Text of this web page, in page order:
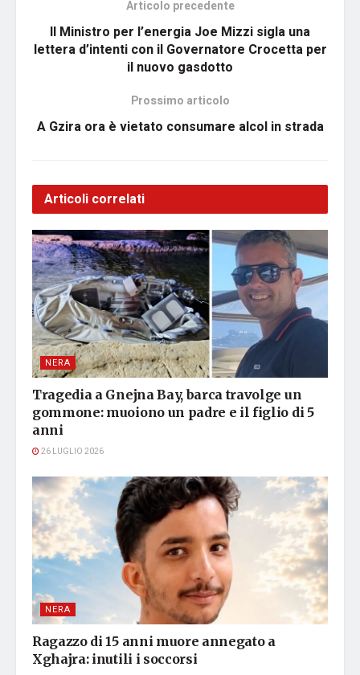
Articolo precedente
Il Ministro per l’energia Joe Mizzi sigla una
lettera d’intenti con il Governatore Crocetta per
il nuovo gasdotto
Prossimo articolo
A Gzira ora è vietato consumare alcol in strada
Articoli correlati
NERA
Tragedia a Gnejna Bay, barca travolge un
gommone: muoiono un padre e il figlio di 5
anni
26 LUGLIO 2026
NERA
Ragazzo di 15 anni muore annegato a
Xghajra: inutili i soccorsi